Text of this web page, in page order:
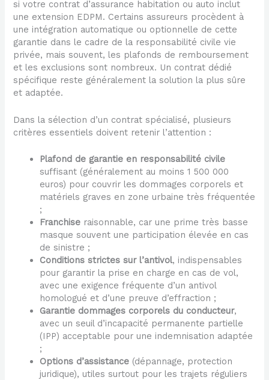
si votre contrat d’assurance habitation ou auto inclut
une extension EDPM. Certains assureurs procèdent à
une intégration automatique ou optionnelle de cette
garantie dans le cadre de la responsabilité civile vie
privée, mais souvent, les plafonds de remboursement
et les exclusions sont nombreux. Un contrat dédié
spécifique reste généralement la solution la plus sûre
et adaptée.
Dans la sélection d’un contrat spécialisé, plusieurs
critères essentiels doivent retenir l’attention :
Plafond de garantie en responsabilité civile
suffisant (généralement au moins 1 500 000
euros) pour couvrir les dommages corporels et
matériels graves en zone urbaine très fréquentée
;
Franchise raisonnable, car une prime très basse
masque souvent une participation élevée en cas
de sinistre ;
Conditions strictes sur l’antivol, indispensables
pour garantir la prise en charge en cas de vol,
avec une exigence fréquente d’un antivol
homologué et d’une preuve d’effraction ;
Garantie dommages corporels du conducteur,
avec un seuil d’incapacité permanente partielle
(IPP) acceptable pour une indemnisation adaptée
;
Options d’assistance (dépannage, protection
juridique), utiles surtout pour les trajets réguliers